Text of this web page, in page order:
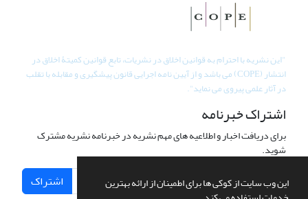
این وب سایت از کوکی ها برای اطمینان از ارائه بهترین
"این نشریه با احترام به قوانین اخلاق در نشریات، تابع قوانین کمیتۀ اخلاق در
انتشار (COPE) می باشد و از آیین نامه اجرایی قانون پیشگیری و مقابله با تقلب
در آثار علمی پیروی می نماید".
اشتراک خبرنامه
برای دریافت اخبار و اطلاعیه های مهم نشریه در خبرنامه نشریه مشترک
شوید.
اشتراک